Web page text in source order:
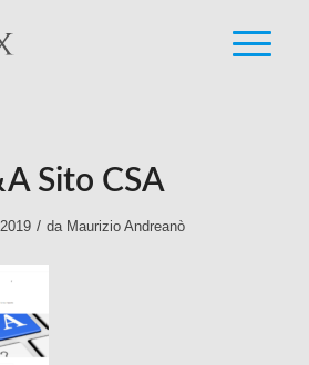
Sito CSA
/ da Maurizio Andreanò